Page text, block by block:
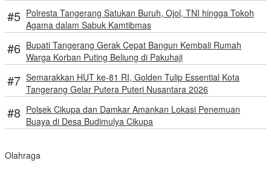
Polresta Tangerang Satukan Buruh, Ojol, TNI hingga Tokoh
Agama dalam Sabuk Kamtibmas
Bupati Tangerang Gerak Cepat Bangun Kembali Rumah
Warga Korban Puting Beliung di Pakuhaji
Semarakkan HUT ke-81 RI, Golden Tulip Essential Kota
Tangerang Gelar Putera Puteri Nusantara 2026
Polsek Cikupa dan Damkar Amankan Lokasi Penemuan
Buaya di Desa Budimulya Cikupa
Olahraga